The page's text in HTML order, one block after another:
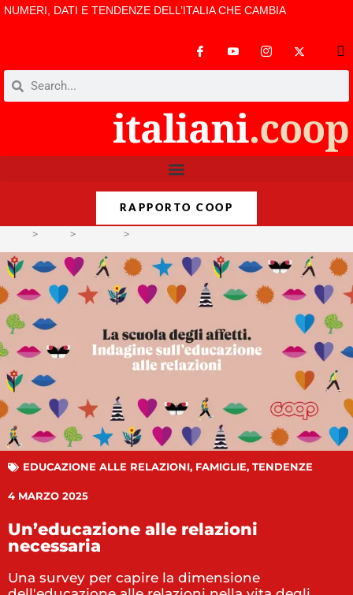
NUMERI, DATI E TENDENZE DELL’ITALIA CHE CAMBIA
RAPPORTO COOP
> > >
EDUCAZIONE ALLE RELAZIONI, FAMIGLIE, TENDENZE
4 MARZO 2025
Un’educazione alle relazioni
necessaria
Una survey per capire la dimensione